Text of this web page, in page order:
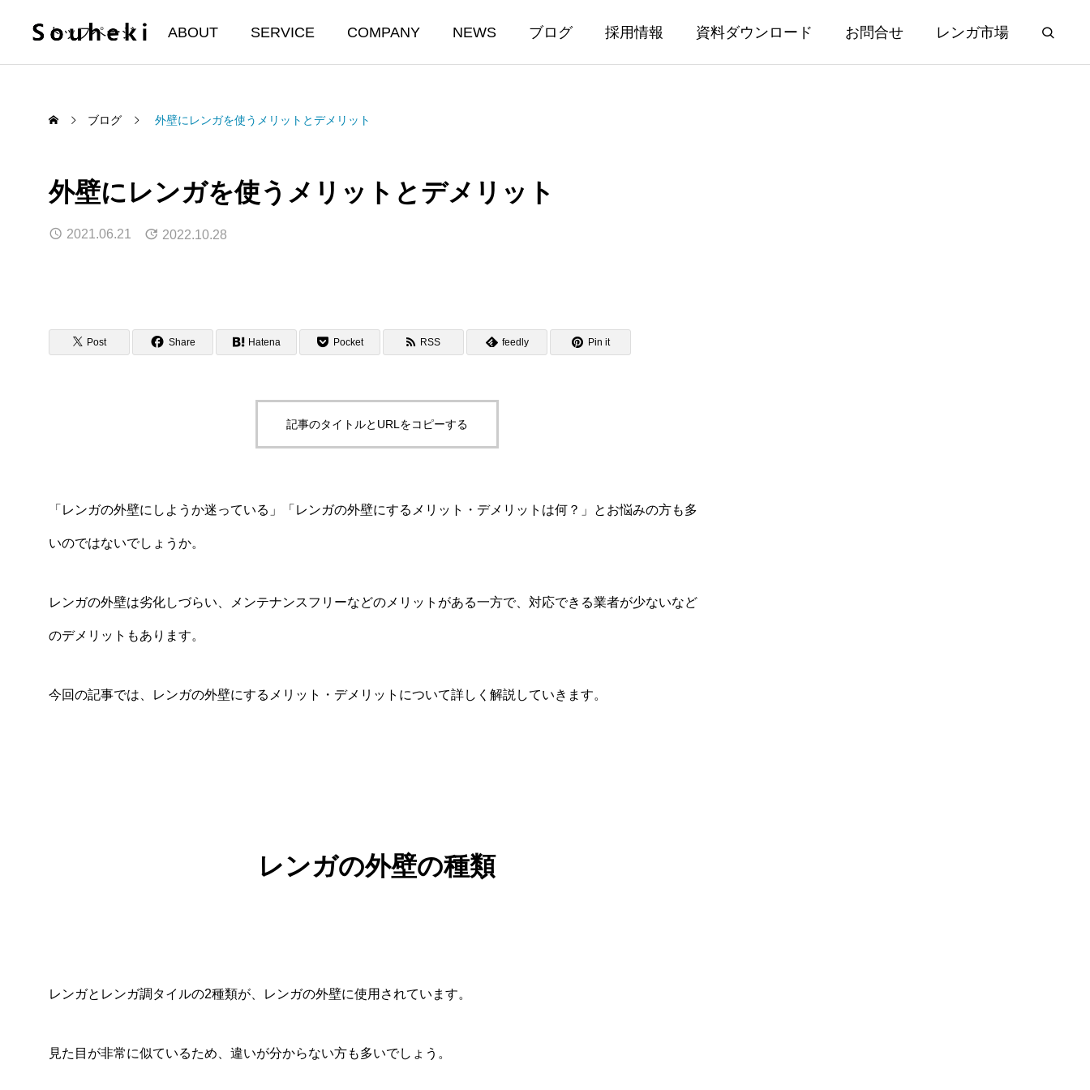
トップページ ABOUT SERVICE COMPANY NEWS ブログ 採用情報 資料ダウンロード お問合せ レンガ市場
ブログ 外壁にレンガを使うメリットとデメリット
外壁にレンガを使うメリットとデメリット
2021.06.21 2022.10.28
Post Share Hatena Pocket RSS feedly Pin it
記事のタイトルとURLをコピーする
「レンガの外壁にしようか迷っている」「レンガの外壁にするメリット・デメリットは何？」とお悩みの方も多
いのではないでしょうか。
レンガの外壁は劣化しづらい、メンテナンスフリーなどのメリットがある一方で、対応できる業者が少ないなど
のデメリットもあります。
今回の記事では、レンガの外壁にするメリット・デメリットについて詳しく解説していきます。
レンガの外壁の種類
レンガとレンガ調タイルの2種類が、レンガの外壁に使用されています。
見た目が非常に似ているため、違いが分からない方も多いでしょう。